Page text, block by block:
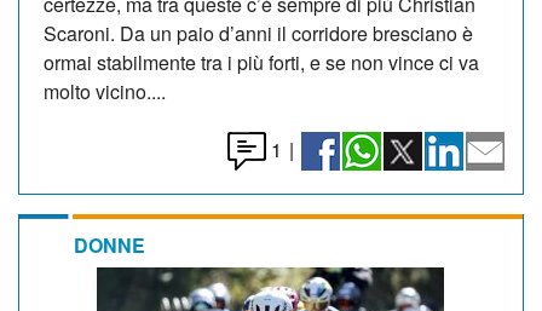
Scaroni. Da un paio d’anni il corridore bresciano è
ormai stabilmente tra i più forti, e se non vince ci va
molto vicino....
1 |
DONNE